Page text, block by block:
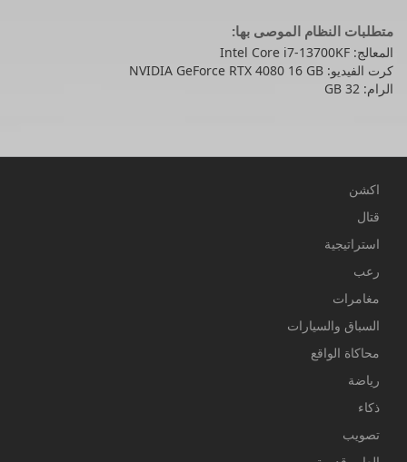
متطلبات النظام الموصى بها:
المعالج: Intel Core i7-13700KF
كرت الفيديو: NVIDIA GeForce RTX 4080 16 GB
الرام: 32 GB
اكشن
قتال
استراتيجية
رعب
مغامرات
السباق والسيارات
محاكاة الواقع
رياضة
ذكاء
تصويب